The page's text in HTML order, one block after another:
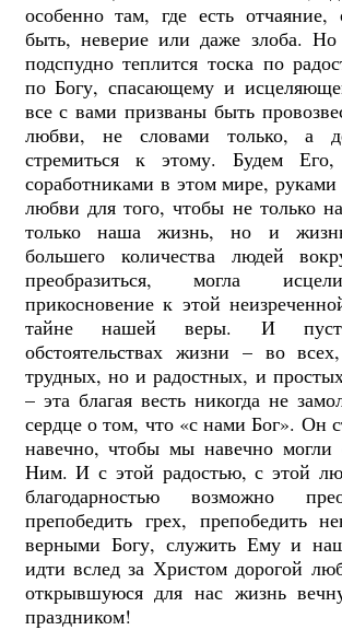
особенно там, где есть отчаяние,
быть, неверие или даже злоба.
подспудно теплится тоска по
по Богу, спасающему и
все с вами призваны быть
любви, не словами только, а
стремиться к этому. Будем
соработниками в этом мире,
любви для того, чтобы не только
только наша жизнь, но и
большего количества людей
преобразиться, могла
прикосновение к этой
тайне нашей веры. И
обстоятельствах жизни – во
трудных, но и радостных, и
– эта благая весть никогда не
сердце о том, что «с нами Бог». Он
навечно, чтобы мы навечно могли
Ним. И с этой радостью, с этой
благодарностью возможно
препобедить грех, препобедить
верными Богу, служить Ему и
идти вслед за Христом дорогой
открывшуюся для нас жизнь
праздником!